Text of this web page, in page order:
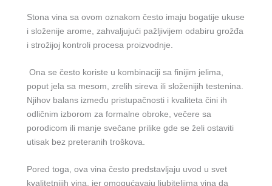
Stona vina sa ovom oznakom često imaju bogatije ukuse
i složenije arome, zahvaljujući pažljivijem odabiru grožđa
i strožijoj kontroli procesa proizvodnje.
Ona se često koriste u kombinaciji sa finijim jelima,
poput jela sa mesom, zrelih sireva ili složenijih testenina.
Njihov balans između pristupačnosti i kvaliteta čini ih
odličnim izborom za formalne obroke, večere sa
porodicom ili manje svečane prilike gde se želi ostaviti
utisak bez preteranih troškova.
Pored toga, ova vina često predstavljaju uvod u svet
kvalitetnijih vina, jer omogućavaju ljubiteljima vina da